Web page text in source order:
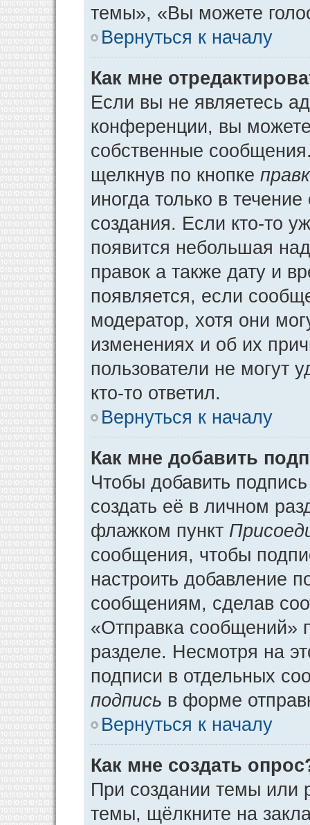
темы», «Вы можете
Вернуться к началу
Как мне
Если вы не являетесь
конференции, вы можете
собственные
щелкнув по кнопке
иногда только в
создания. Если кто-то
появится небольшая
правок а также дату и
появляется, если
модератор, хотя они
изменениях и об их
пользователи не могут
кто-то ответил.
Вернуться к началу
Как мне добавить
Чтобы добавить
создать её в личном
флажком пункт
сообщения, чтобы
настроить добавление
сообщениям, сделав
«Отправка сообщений»
разделе. Несмотря на
подписи в отдельных
подпись в форме
Вернуться к началу
Как мне создать
При создании темы или
темы, щёлкните на